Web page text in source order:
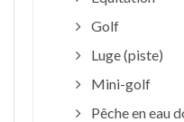
Golf
Luge (piste)
Mini-golf
Pêche en eau